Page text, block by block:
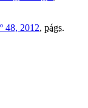
48, 2012, págs.